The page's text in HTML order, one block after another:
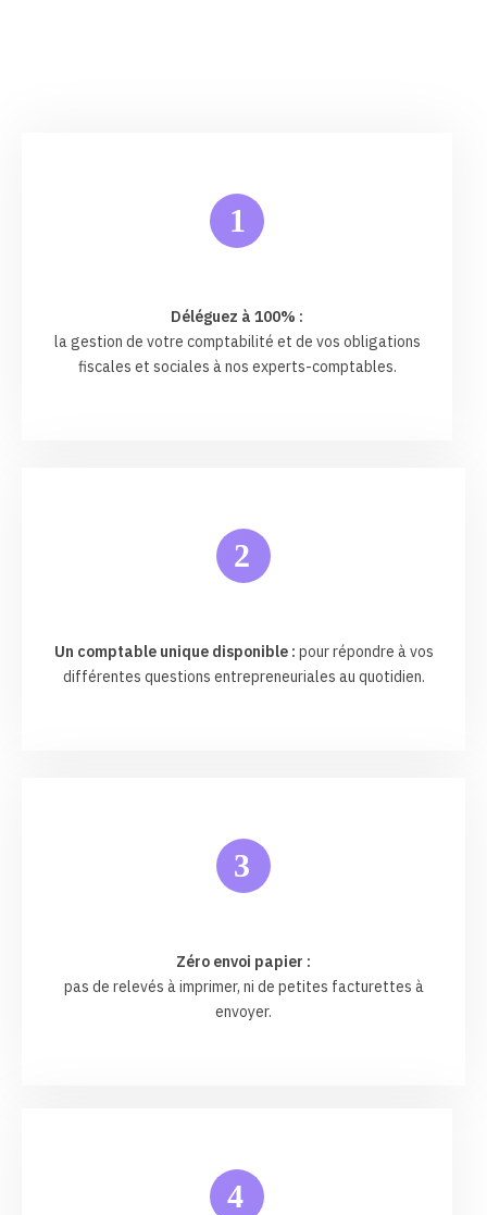
1
Déléguez à 100% :
la gestion de votre comptabilité et de vos obligations
fiscales et sociales à nos experts-comptables.
2
Un comptable unique disponible : pour répondre à vos
différentes questions entrepreneuriales au quotidien.
3
Zéro envoi papier :
pas de relevés à imprimer, ni de petites facturettes à
envoyer.
4